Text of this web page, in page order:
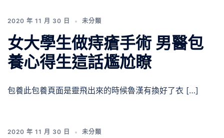
2020 年 11 月 30 日 未分類
女大學生做痔瘡手術 男醫包
養心得生這話尷尬瞭
包養此包養頁面是靈飛出來的時候魯漢有換好了衣 […]
2020 年 11 月 30 日 未分類